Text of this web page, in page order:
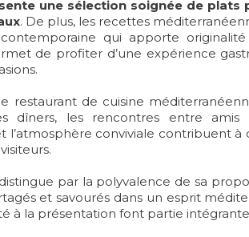
une sélection soignée de
. De plus, les recettes
qui apporte
de profiter d’une expérience
restaurant de cuisine
dîners, les rencontres entre
l’atmosphère conviviale contribuent
par la polyvalence de sa
et savourés dans un esprit
à la présentation font partie